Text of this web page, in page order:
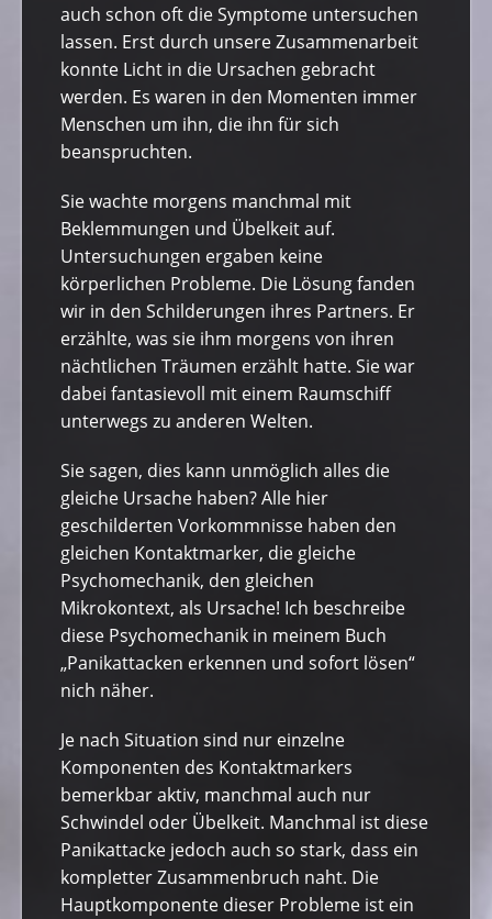
auch schon oft die Symptome untersuchen
lassen. Erst durch unsere Zusammenarbeit
konnte Licht in die Ursachen gebracht
werden. Es waren in den Momenten immer
Menschen um ihn, die ihn für sich
beanspruchten.
Sie wachte morgens manchmal mit
Beklemmungen und Übelkeit auf.
Untersuchungen ergaben keine
körperlichen Probleme. Die Lösung fanden
wir in den Schilderungen ihres Partners. Er
erzählte, was sie ihm morgens von ihren
nächtlichen Träumen erzählt hatte. Sie war
dabei fantasievoll mit einem Raumschiff
unterwegs zu anderen Welten.
Sie sagen, dies kann unmöglich alles die
gleiche Ursache haben? Alle hier
geschilderten Vorkommnisse haben den
gleichen Kontaktmarker, die gleiche
Psychomechanik, den gleichen
Mikrokontext, als Ursache! Ich beschreibe
diese Psychomechanik in meinem Buch
„Panikattacken erkennen und sofort lösen“
nich näher.
Je nach Situation sind nur einzelne
Komponenten des Kontaktmarkers
bemerkbar aktiv, manchmal auch nur
Schwindel oder Übelkeit. Manchmal ist diese
Panikattacke jedoch auch so stark, dass ein
kompletter Zusammenbruch naht. Die
Hauptkomponente dieser Probleme ist ein